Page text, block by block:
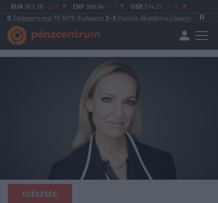
EUR 363.18 -2.23 CHF 388.84 -1.5 USD 314.21 -2.76
TE|MTK Budapest2-3Puskás Akadémia|Zalaegerszegi TE5-2
EGÉSZSÉG